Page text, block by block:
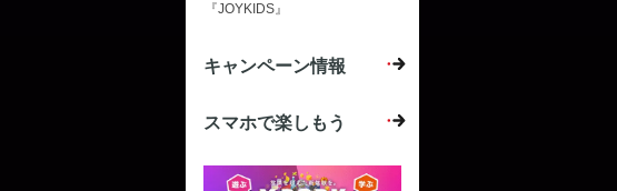
『JOYKIDS』
キャンペーン情報
スマホで楽しもう